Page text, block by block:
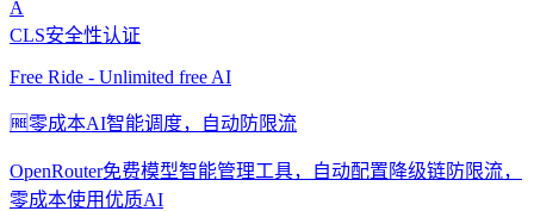
A
CLS安全性认证
Free Ride - Unlimited free AI
🆓零成本AI智能调度，自动防限流
OpenRouter免费模型智能管理工具，自动配置降级链防限流，
零成本使用优质AI